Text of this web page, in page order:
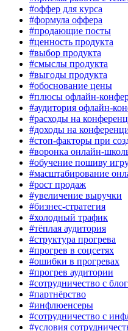
#оффер для курса
#формула оффера
#продающие посты
#ценность продукта
#выбор продукта
#смыслы продукта
#выгоды продукта
#обоснование цены
#плюсы офлайн-
#аудитория офлайн-
#расходы на
#доходы на
#стоп-факторы при
#воронка онлайн-
#обучение пошиву
#масштабирование
#рост продаж
#увеличение выручки
#бизнес-стратегия
#холодный трафик
#тёплая аудитория
#структура прогрева
#прогрев в соцсетях
#ошибки в прогревах
#прогрев аудитории
#сотрудничество с
#партнёрство
#инфлюенсеры
#сотрудничество с
#условия